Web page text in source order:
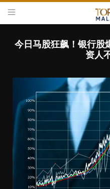
o
p
0
M
a
a
y
s
i
a
M
今日马股狂飙！银行股
资人